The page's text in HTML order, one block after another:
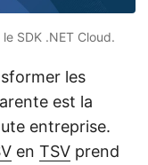
SDK .NET Cloud.
les
est la
entreprise.
en TSV prend